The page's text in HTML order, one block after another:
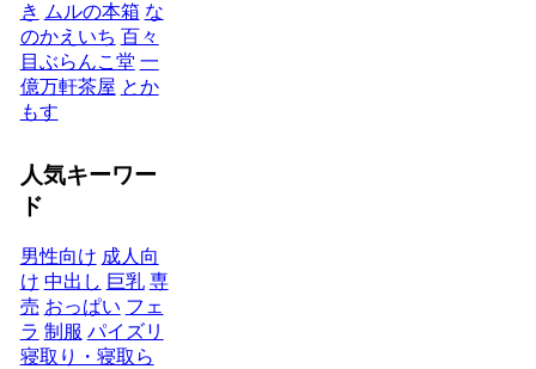
き ムルの本箱 な
のかえいち 百々
目ぶらんこ堂 一
億万軒茶屋 とか
もす
人気キーワー
ド
男性向け 成人向
け 中出し 巨乳 専
売 おっぱい フェ
ラ 制服 パイズリ
寝取り・寝取ら